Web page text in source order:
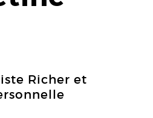
Richer et